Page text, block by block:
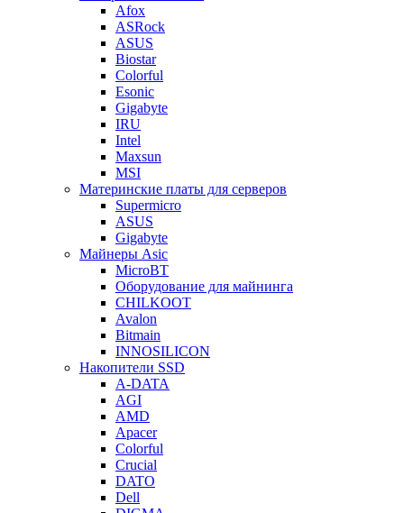
Afox
ASRock
ASUS
Biostar
Colorful
Esonic
Gigabyte
IRU
Intel
Maxsun
MSI
Материнские платы для серверов
Supermicro
ASUS
Gigabyte
Майнеры Asic
MicroBT
Оборудование для майнинга
CHILKOOT
Avalon
Bitmain
INNOSILICON
Накопители SSD
A-DATA
AGI
AMD
Apacer
Colorful
Crucial
DATO
Dell